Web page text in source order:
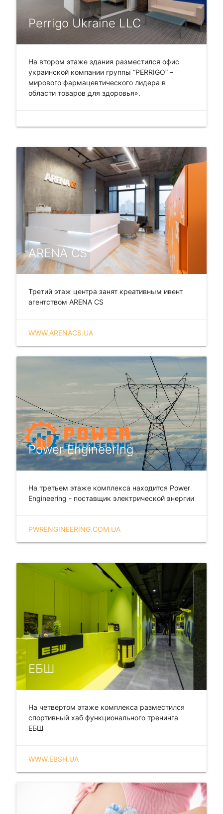
Perrigo Ukraine LLC
На втором этаже здания разместился офис
украинской компании группы “PERRIGO” –
мирового фармацевтического лидера в
области товаров для здоровья».
ARENA CS
Третий этаж центра занят креативным ивент
агентством ARENA CS
WWW.ARENACS.UA
Power Engineering
На третьем этаже комплекса находится Power
Engineering - поставщик электрической энергии
PWRENGINEERING.COM.UA
ЕБШ
На четвертом этаже комплекса разместился
спортивный хаб функционального тренинга
ЕБШ
WWW.EBSH.UA